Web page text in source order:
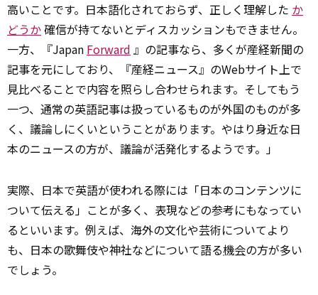
高いことです。日本語化されておらず、正しく理解した か
どうか確信が持てないとディスカッションもできません。
一方、『Japan Forward 』の記事なら、多くが産経新聞の
記事を元にしており、『産経ニュース』のWebサイト上で
見比べることで内容を照らし合わせられます。そしてもう
一つ、通常の英語記事は扱っているものが外国のものが多
く、議論しにくいということがあります。やはり身近な日
本のニュースの方が、議論が活発化するようです。」
実際、日本で英語が使われる際には「日本のコンテンツに
ついて伝える」ことが多く、表現などの参考にもなってい
るといいます。例えば、海外の文化や芸術についてより
も、日本の歌舞伎や神社などについて語る機会の方が多い
でしょう。